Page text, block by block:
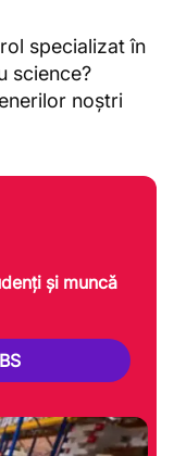
specializat în
science?
noștri
și muncă